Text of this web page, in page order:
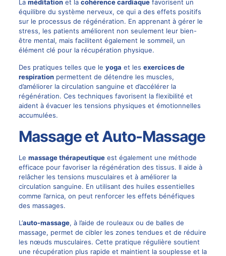
La méditationet la cohérence cardiaquefavorisent un
équilibre du système nerveux, ce qui a des effets positifs
sur le processus de régénération. En apprenant à gérer le
stress, les patients améliorent non seulement leur bien-
être mental, mais facilitent également le sommeil, un
élément clé pour la récupération physique.
Des pratiques telles que le yoga et les exercices de
respirationpermettent de détendre les muscles,
d’améliorer la circulation sanguine et d’accélérer la
régénération. Ces techniques favorisent la flexibilité et
aident à évacuer les tensions physiques et émotionnelles
accumulées.
Massage et Auto-Massage
Le massage thérapeutiqueest également une méthode
efficace pour favoriser la régénération des tissus. Il aide à
relâcher les tensions musculaires et à améliorer la
circulation sanguine. En utilisant des huiles essentielles
comme l’arnica, on peut renforcer les effets bénéfiques
des massages.
L’auto-massage, à l’aide de rouleaux ou de balles de
massage, permet de cibler les zones tendues et de réduire
les nœuds musculaires. Cette pratique régulière soutient
une récupération plus rapide et maintient la souplesse et la